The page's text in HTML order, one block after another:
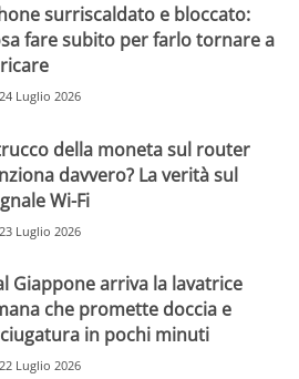
surriscaldato e bloccato:
fare subito per farlo tornare a
24 Luglio 2026
della moneta sul router
davvero? La verità sul
Wi-Fi
23 Luglio 2026
Giappone arriva la lavatrice
che promette doccia e
in pochi minuti
22 Luglio 2026